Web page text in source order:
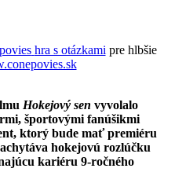
hra s otázkami pre hlbšie
Hokejový sen vyvolalo
športovými fanúšikmi
ktorý bude mať premiéru
hokejovú rozlúčku
kariéru 9-ročného